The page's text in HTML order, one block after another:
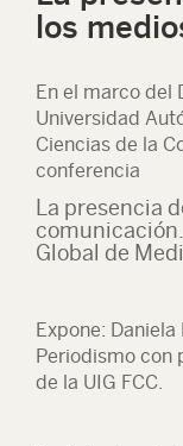
los
En el marco del
Universidad
Ciencias de la
conferencia
La presencia
Global de
Expone:
Periodismo con
de la UIG FCC.